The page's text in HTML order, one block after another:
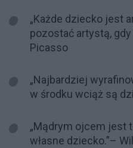
„Każde dziecko jest
pozostać artystą,
Picasso
„Najbardziej
w środku wciąż są
„Mądrym ojcem jest
własne dziecko.”–